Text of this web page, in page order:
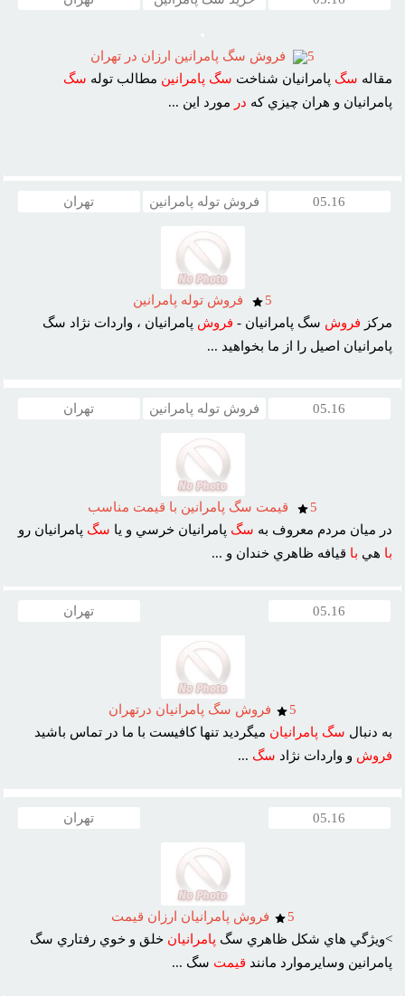
5
فروش سگ پامرانين ارزان در تهران
مقاله سگ پامرانيان شناخت سگ پامرانين مطالب توله سگ
پامرانيان و هران چيزي که در مورد اين ...
05.16 فروش توله پامرانین تهران
5
فروش توله پامرانين
مرکز فروش سگ پامرانيان - فروش پامرانيان ، واردات نژاد سگ
پامرانيان اصيل را از ما بخواهيد ...
05.16 فروش توله پامرانین تهران
5
قيمت سگ پامرانين با قيمت مناسب
در ميان مردم معروف به سگ پامرانيان خرسي و يا سگ پامرانيان رو
با هي با قيافه ظاهري خندان و ...
05.16 تهران
5
فروش سگ پامرانيان درتهران
به دنبال سگ پامرانيان ميگرديد تنها کافيست با ما در تماس باشيد
فروش و واردات نژاد سگ ...
05.16 تهران
5
فروش پامرانيان ارزان قيمت
>ويژگي هاي شکل ظاهري سگ پامرانيان خلق و خوي رفتاري سگ
پامرانين وسايرموارد مانند قيمت سگ ...